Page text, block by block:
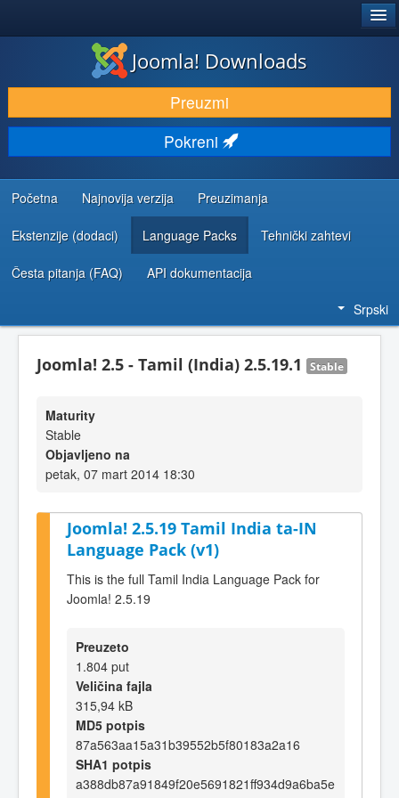
PREUZIMANJE I PROŠIRENJA (EKSTENZIJE)
OTKRIJTE I NAUČITE
ZAJEDNICA I PODRŠKA
RESURSI ZA RAZVOJ
Joomla! Downloads
Preuzmi
Pokreni
Početna Najnovija verzija Preuzimanja
Ekstenzije (dodaci) Language Packs Tehnički zahtevi
Česta pitanja (FAQ) API dokumentacija
Srpski
Joomla! 2.5 - Tamil (India) 2.5.19.1 Stable
Maturity
Stable
Objavljeno na
petak, 07 mart 2014 18:30
Joomla! 2.5.19 Tamil India ta-IN
Language Pack (v1)
This is the full Tamil India Language Pack for
Joomla! 2.5.19
Preuzeto
1.804 put
Veličina fajla
315,94 kB
MD5 potpis
87a563aa15a31b39552b5f80183a2a16
SHA1 potpis
a388db87a91849f20e5691821ff934d9a6ba5e